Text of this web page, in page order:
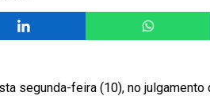
segunda-feira (10), no